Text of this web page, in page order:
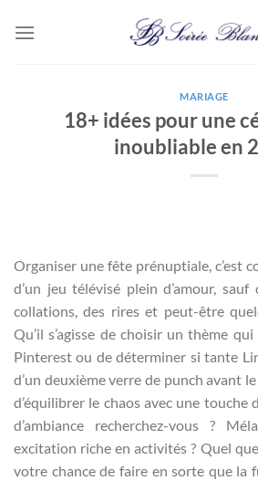
MARIAGE
18+ idées pour une
inoubliable en
Organiser une fête prénuptiale, c’est
d’un jeu télévisé plein d’amour,
collations, des rires et peut-être
Qu’il s’agisse de choisir un thème
Pinterest ou de déterminer si tante
d’un deuxième verre de punch avant
d’équilibrer le chaos avec une touche
d’ambiance recherchez-vous ?
excitation riche en activités ? Quel
votre chance de faire en sorte que la